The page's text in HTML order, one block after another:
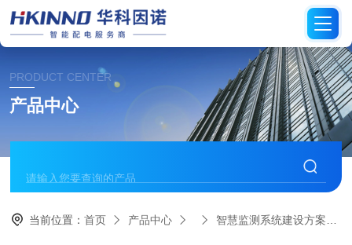
PRODUCT CENTER
产品中心
当前位置：首页 产品中心 智慧监测系统建设方案